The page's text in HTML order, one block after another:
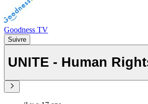
Goodness TV
Suivre
UNITE - Human